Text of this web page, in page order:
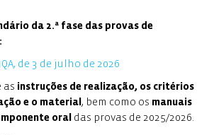
da 2.ª fase das provas de
de 3 de julho de 2026
as instruções de realização, os critérios
e o material , bem como os manuais
oral das provas de 2025/2026.